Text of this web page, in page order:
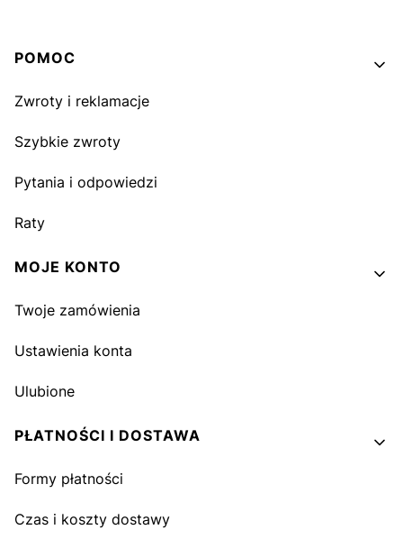
Linki w stopce
POMOC
Zwroty i reklamacje
Szybkie zwroty
Pytania i odpowiedzi
Raty
MOJE KONTO
Twoje zamówienia
Ustawienia konta
Ulubione
PŁATNOŚCI I DOSTAWA
Formy płatności
Czas i koszty dostawy